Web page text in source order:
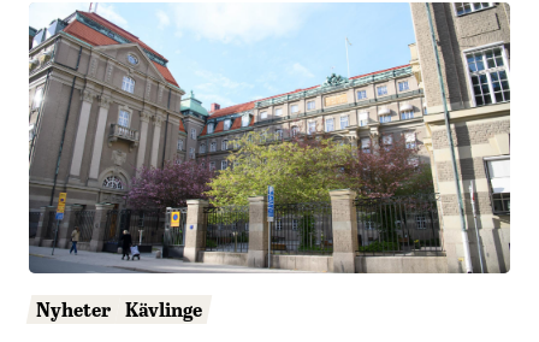
Nyheter Kävlinge